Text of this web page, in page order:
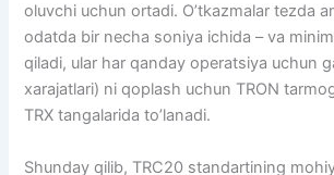
oluvchi uchun ortadi. O’tkazmalar tezda
odatda bir necha soniya ichida – va
qiladi, ular har qanday operatsiya uchun
xarajatlari) ni qoplash uchun TRON
TRX tangalarida to’lanadi.
Shunday qilib, TRC20 standartining